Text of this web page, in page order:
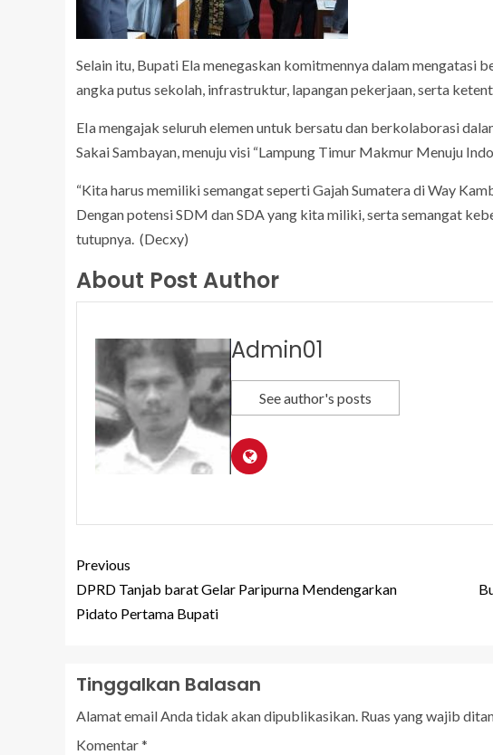
Selain itu, Bupati Ela menegaskan komitmennya dalam mengatasi
angka putus sekolah, infrastruktur, lapangan pekerjaan, serta
EIa mengajak seluruh elemen untuk bersatu dan berkolaborasi
Sakai Sambayan, menuju visi “Lampung Timur Makmur Menuju
“Kita harus memiliki semangat seperti Gajah Sumatera di Way
Dengan potensi SDM dan SDA yang kita miliki, serta semangat
tutupnya. (Decxy)
About Post Author
Admin01
See author's posts
Previous
DPRD Tanjab barat Gelar Paripurna Mendengarkan
Pidato Pertama Bupati
Tinggalkan Balasan
Alamat email Anda tidak akan dipublikasikan. Ruas yang wajib
Komentar*